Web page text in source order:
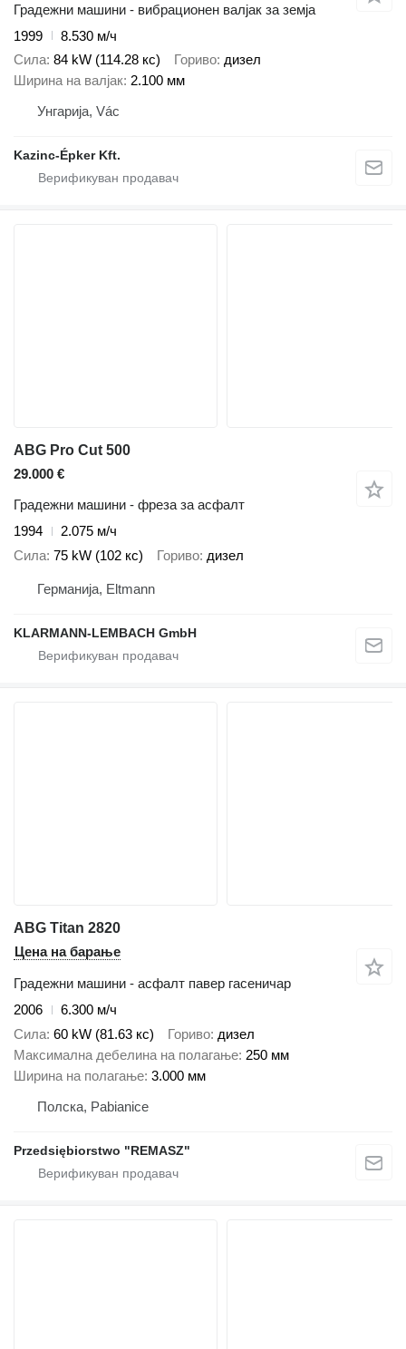
Градежни машини - вибрационен валјак за земја
1999
8.530 м/ч
Сила 84 kW (114.28 кс) Гориво дизел
Ширина на валјак 2.100 мм
Унгарија, Vác
Kazinc-Épker Kft.
ABG Pro Cut 500
29.000 €
Градежни машини - фреза за асфалт
1994
2.075 м/ч
Сила 75 kW (102 кс) Гориво дизел
Германија, Eltmann
KLARMANN-LEMBACH GmbH
ABG Titan 2820
Цена на барање
Градежни машини - асфалт павер гасеничар
2006
6.300 м/ч
Сила 60 kW (81.63 кс) Гориво дизел
Максимална дебелина на полагање 250 мм
Ширина на полагање 3.000 мм
Полска, Pabianice
Przedsiębiorstwo "REMASZ"